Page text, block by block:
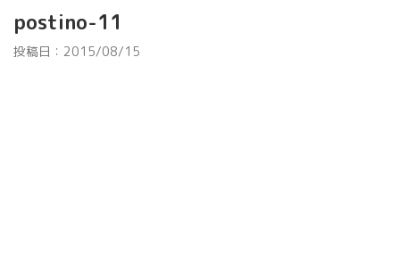
postino-11
投稿日： 2015/08/15